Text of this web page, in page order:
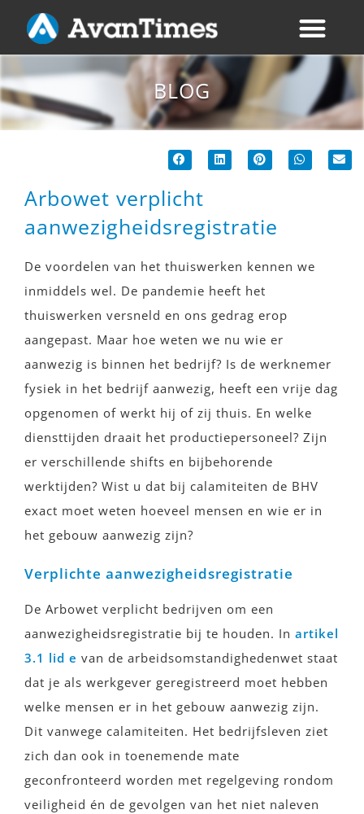
BLOG
Arbowet verplicht
aanwezigheidsregistratie
De voordelen van het thuiswerken kennen we
inmiddels wel. De pandemie heeft het
thuiswerken versneld en ons gedrag erop
aangepast. Maar hoe weten we nu wie er
aanwezig is binnen het bedrijf? Is de werknemer
fysiek in het bedrijf aanwezig, heeft een vrije dag
opgenomen of werkt hij of zij thuis. En welke
diensttijden draait het productiepersoneel? Zijn
er verschillende shifts en bijbehorende
werktijden? Wist u dat bij calamiteiten de BHV
exact moet weten hoeveel mensen en wie er in
het gebouw aanwezig zijn?
Verplichte aanwezigheidsregistratie
De Arbowet verplicht bedrijven om een
aanwezigheidsregistratie bij te houden. In artikel
3.1 lid e van de arbeidsomstandighedenwet staat
dat je als werkgever geregistreerd moet hebben
welke mensen er in het gebouw aanwezig zijn.
Dit vanwege calamiteiten. Het bedrijfsleven ziet
zich dan ook in toenemende mate
geconfronteerd worden met regelgeving rondom
veiligheid én de gevolgen van het niet naleven